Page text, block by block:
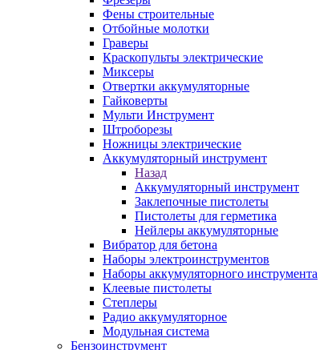
Фены строительные
Отбойные молотки
Граверы
Краскопульты электрические
Миксеры
Отвертки аккумуляторные
Гайковерты
Мульти Инструмент
Штроборезы
Ножницы электрические
Аккумуляторный инструмент
Назад
Аккумуляторный инструмент
Заклепочные пистолеты
Пистолеты для герметика
Нейлеры аккумуляторные
Вибратор для бетона
Наборы электроинструментов
Наборы аккумуляторного инструмента
Клеевые пистолеты
Степлеры
Радио аккумуляторное
Модульная система
Бензоинструмент